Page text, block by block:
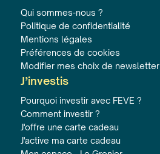
Qui sommes-nous ?
Politique de confidentialité
Mentions légales
Préférences de cookies
Modifier mes choix de newsletter
J’investis
Pourquoi investir avec FEVE ?
Comment investir ?
J'offre une carte cadeau
J'active ma carte cadeau